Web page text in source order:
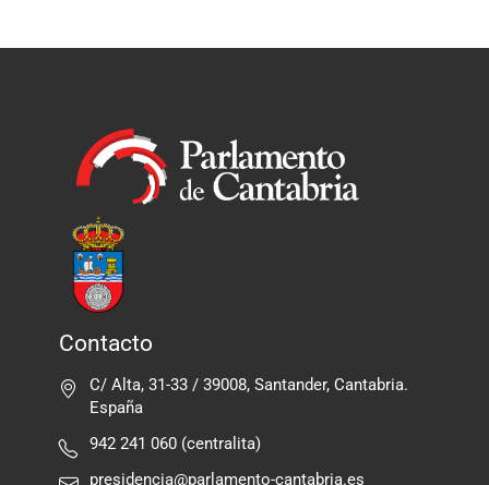
Contacto
C/ Alta, 31-33 / 39008, Santander, Cantabria.
España
942 241 060 (centralita)
presidencia@parlamento-cantabria.es